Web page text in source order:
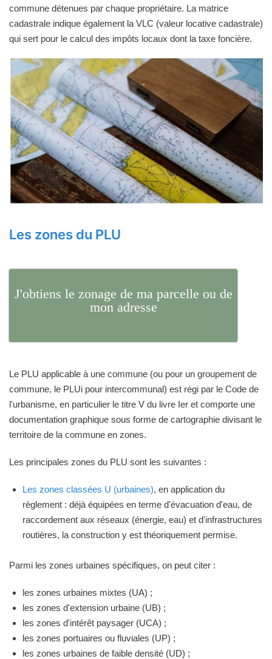
commune détenues par chaque propriétaire. La matrice
cadastrale indique également la VLC (valeur locative cadastrale)
qui sert pour le calcul des impôts locaux dont la taxe foncière.
Les zones du PLU
J'obtiens le zonage de ma parcelle ou de
mon adresse
Le PLU applicable à une commune (ou pour un groupement de
commune, le PLUi pour intercommunal) est régi par le Code de
l'urbanisme, en particulier le titre V du livre Ier et comporte une
documentation graphique sous forme de cartographie divisant le
territoire de la commune en zones.
Les principales zones du PLU sont les suivantes :
Les zones classées U (urbaines), en application du
règlement : déjà équipées en terme d'évacuation d'eau, de
raccordement aux réseaux (énergie, eau) et d'infrastructures
routières, la construction y est théoriquement permise.
Parmi les zones urbaines spécifiques, on peut citer :
les zones urbaines mixtes (UA) ;
les zones d'extension urbaine (UB) ;
les zones d'intérêt paysager (UCA) ;
les zones portuaires ou fluviales (UP) ;
les zones urbaines de faible densité (UD) ;